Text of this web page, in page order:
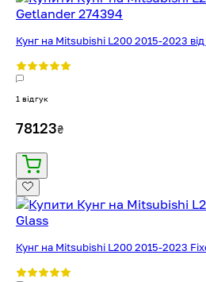
Кунг на Mitsubishi L200 2015-2023
1 відгук
78123₴
Кунг на Mitsubishi L200 2015-2023